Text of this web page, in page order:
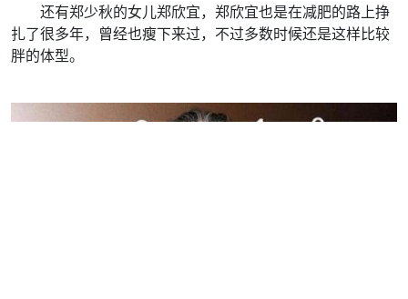
还有郑少秋的女儿郑欣宜，郑欣宜也是在减肥的路上挣
扎了很多年，曾经也瘦下来过，不过多数时候还是这样比较
胖的体型。